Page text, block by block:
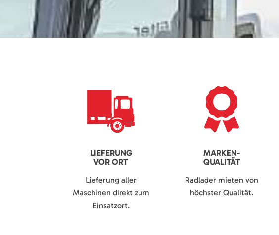
LIEFERUNG
VOR ORT
Lieferung aller
Maschinen direkt zum
Einsatzort.
MARKEN-
QUALITÄT
Radlader mieten von
höchster Qualität.